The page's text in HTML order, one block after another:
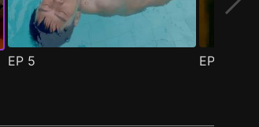
EP 5 EP